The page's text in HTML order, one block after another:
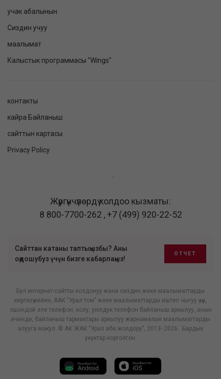
учак абалынын
Сиздин учуу
маалымат
Калыстык программасы "Wings"
контакты
кайра Байланыш
сайттын картасы
Privacy Policy
Жүргүнчүлөрдү колдоо кызматы:
8 800-7700-262 ,+7 (499) 920-22-52
Сайттан катаны таптыңызбы? Аны
оңдошубуз үчүн бизге кабарлаңыз!
ОТЧЕТ
Бул интернет-сайтты колдонуу жана сиздин жеке маалыматтарды
киргизүү кийин, ААК "Урал том" жеке маалыматтарды иштеп чыгуу үчүн,
ошондой эле телефон, колу, уюлдук телефон байланыш аркылуу, анын
ичинде, байланыш тармактары аркылуу жарнамалык маалыматтарды
алууга макул. © АК ЖАК "Урал аба жолдору", 2013- 2026 . Бардык
укуктар корголгон.